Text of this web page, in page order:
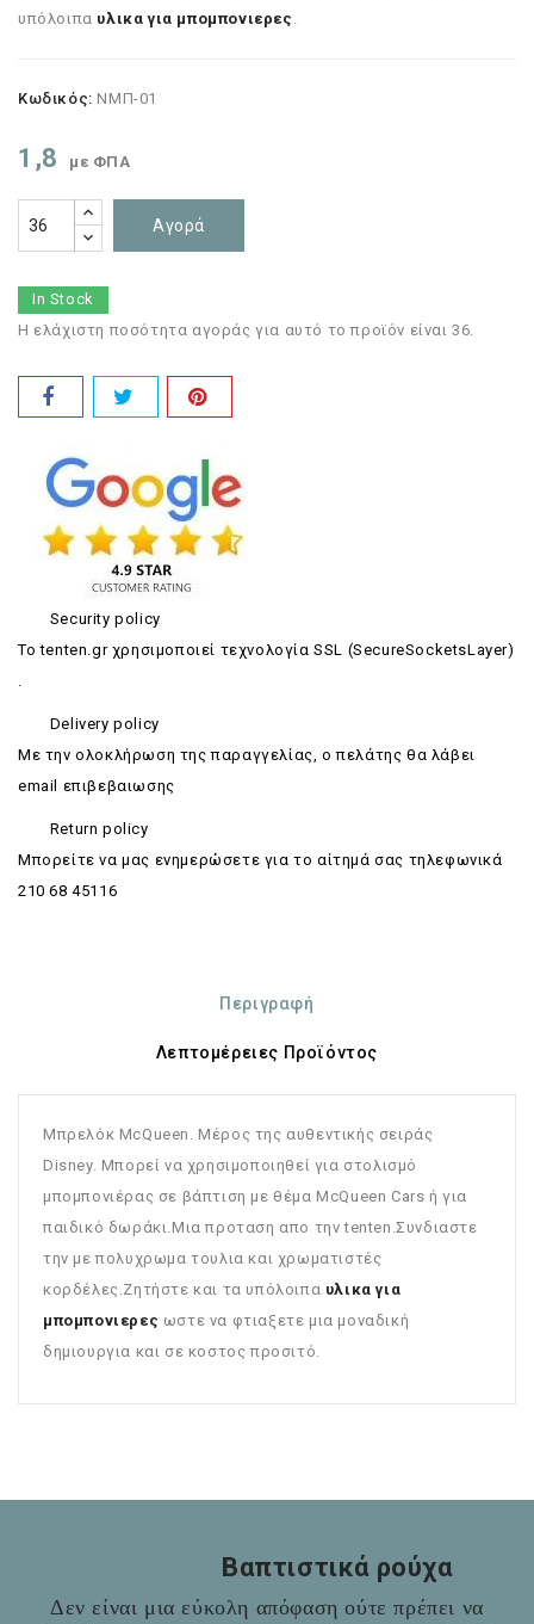
υπόλοιπα υλικα για μπομπονιερες
Κωδικός: ΝΜΠ-01
1,8 με ΦΠΑ
Αγορά
In Stock
Η ελάχιστη ποσότητα αγοράς για αυτό το προϊόν είναι 36.
Security policy
Το tenten.gr χρησιμοποιεί τεχνολογία SSL (SecureSocketsLayer)
Delivery policy
Με την ολοκλήρωση της παραγγελίας, ο πελάτης θα λάβει
email επιβεβαιωσης
Return policy
Mπορείτε να μας ενημερώσετε για το αίτημά σας τηλεφωνικά
210 68 45116
Περιγραφή
Λεπτομέρειες Προϊόντος
Μπρελόκ McQueen. Μέρος της αυθεντικής σειράς
Disney. Μπορεί να χρησιμοποιηθεί για στολισμό
μπομπονιέρας σε βάπτιση με θέμα McQueen Cars ή για
παιδικό δωράκι.Μια προταση απο την tenten.Συνδιαστε
την με πολυχρωμα τουλια και χρωματιστές
κορδέλες.Ζητήστε και τα υπόλοιπα υλικα για
μπομπονιερες ωστε να φτιαξετε μια μοναδική
δημιουργια και σε κοστος προσιτό.
Βαπτιστικά ρούχα
Δεν είναι μια εύκολη απόφαση ούτε πρέπει να